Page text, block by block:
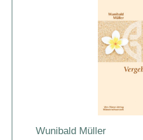
Wunibald Müller